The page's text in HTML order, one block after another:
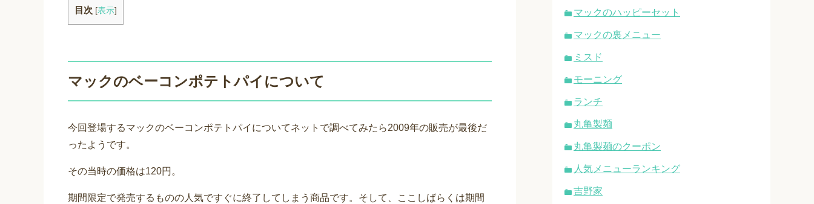
目次 [表示]
マックのベーコンポテトパイについて
今回登場するマックのベーコンポテトパイについてネットで調べてみたら2009年の販売が最後だ
ったようです。
その当時の価格は120円。
期間限定で発売するものの人気ですぐに終了してしまう商品です。そして、ここしばらくは期間
マックのハッピーセット
マックの裏メニュー
ミスド
モーニング
ランチ
丸亀製麺
丸亀製麺のクーポン
人気メニューランキング
吉野家